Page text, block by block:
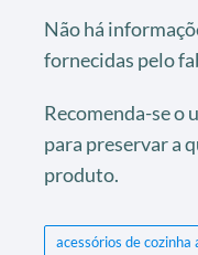
Não há
fornecidas pelo
Recomenda-se o
para preservar a
produto.
acessórios de